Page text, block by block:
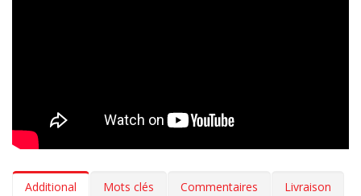
Additional Mots clés Commentaires Livraison